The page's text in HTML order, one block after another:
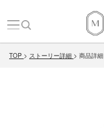
TOP ストーリー詳細 商品詳細